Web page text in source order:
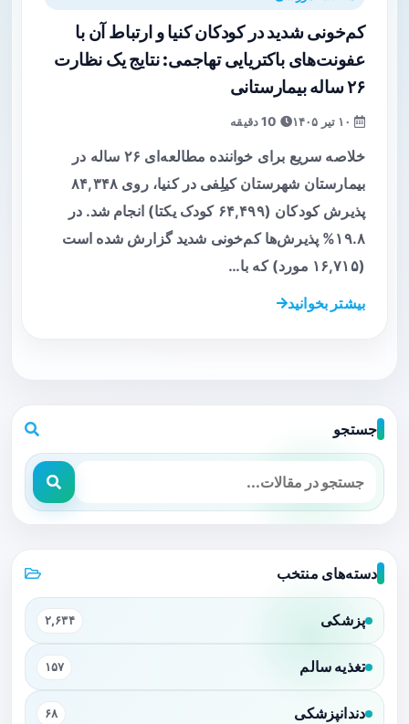
کم‌خونی شدید در کودکان کنیا و ارتباط آن با
عفونت‌های باکتریایی تهاجمی: نتایج یک نظارت
۲۶ ساله بیمارستانی
خلاصه سریع برای خواننده مطالعه‌ای ۲۶ ساله در
بیمارستان شهرستان کیلِفی در کنیا، روی ۸۴,۳۴۸
پذیرش کودکان (۶۴,۴۹۹ کودک یکتا) انجام شد. در
۱۹.۸% پذیرش‌ها کم‌خونی شدید گزارش شده است
(۱۶,۷۱۵ مورد) که با…
بیشتر بخوانید
جستجو
دسته‌های منتخب
پزشکی ۲,۶۳۴
تغذیه سالم ۱۵۷
دندانپزشکی ۶۸